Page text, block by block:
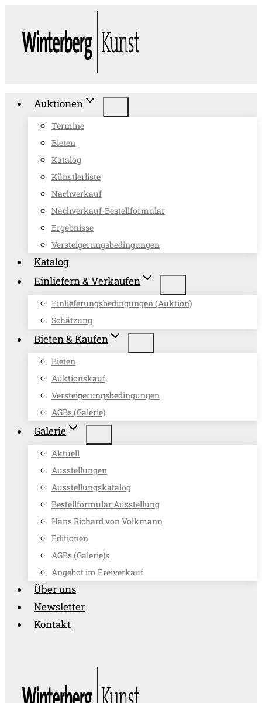
springen
Auktionen
Termine
Bieten
Katalog
Künstlerliste
Nachverkauf
Nachverkauf-Bestellformular
Ergebnisse
Versteigerungsbedingungen
Katalog
Einliefern & Verkaufen
Einlieferungsbedingungen (Auktion)
Schätzung
Bieten & Kaufen
Bieten
Auktionskauf
Versteigerungsbedingungen
AGBs (Galerie)
Galerie
Aktuell
Ausstellungen
Ausstellungskatalog
Bestellformular Ausstellung
Hans Richard von Volkmann
Editionen
AGBs (Galerie)s
Angebot im Freiverkauf
Über uns
Newsletter
Kontakt